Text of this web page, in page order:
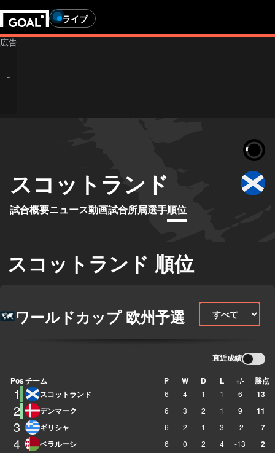
ライブ
スコットランド
試合概要ニュース動画試合所属選手順位
スコットランド 順位
ワールドカップ 欧州予選
直近成績
Posチーム P W D L +/- 勝点
1 スコットランド 6 4 1 1 6 13
2 デンマーク 6 3 2 1 9 11
3 ギリシャ 6 2 1 3 -2 7
4 ベラルーシ 6 0 2 4 -13 2